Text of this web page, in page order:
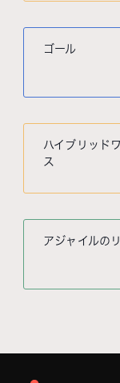
ゴール
ハイブリッド
ス
アジャイルの